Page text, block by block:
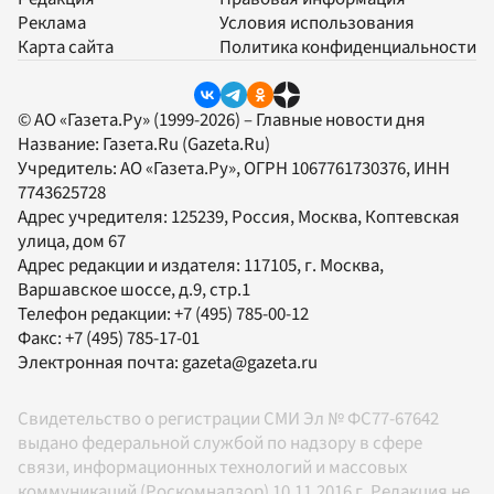
Реклама
Карта сайта
Условия использования
Политика конфиденциальности
© АО «Газета.Ру» (1999-2026) – Главные новости дня
Название: Газета.Ru (Gazeta.Ru)
Учредитель:АО «Газета.Ру», ОГРН 1067761730376, ИНН
7743625728
Адрес учредителя: 125239, Россия, Москва, Коптевская
улица, дом 67
Адрес редакции и издателя: 117105, г. Москва,
Варшавское шоссе, д.9, стр.1
Телефон редакции:+7 (495) 785-00-12
Факс:+7 (495) 785-17-01
Электронная почта:gazeta@gazeta.ru
Свидетельство о регистрации СМИ Эл № ФС77-67642
выдано федеральной службой по надзору в сфере
связи, информационных технологий и массовых